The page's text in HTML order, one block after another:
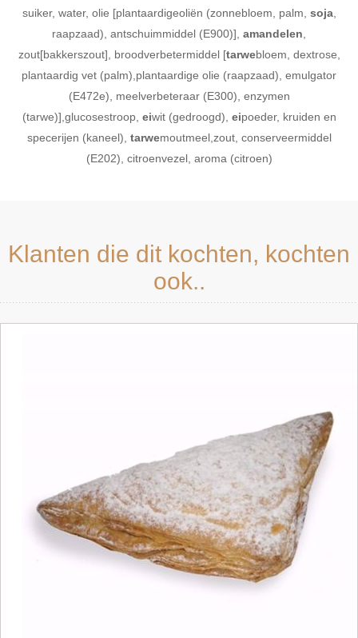
suiker, water, olie [plantaardigeoliën (zonnebloem, palm, soja,
raapzaad), antschuimmiddel (E900)], amandelen,
zout[bakkerszout], broodverbetermiddel [tarwebloem, dextrose,
plantaardig vet (palm),plantaardige olie (raapzaad), emulgator
(E472e), meelverbeteraar (E300), enzymen
(tarwe)],glucosestroop, eiwit (gedroogd), eipoeder, kruiden en
specerijen (kaneel), tarwemoutmeel,zout, conserveermiddel
(E202), citroenvezel, aroma (citroen)
Klanten die dit kochten, kochten
ook..